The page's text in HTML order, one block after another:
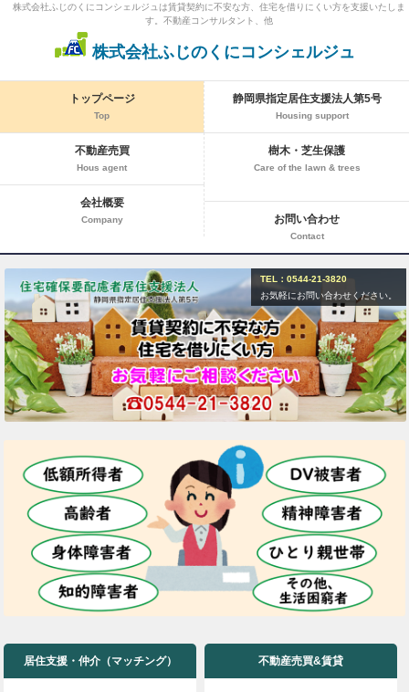
株式会社ふじのくにコンシェルジュは賃貸契約に不安な方、住宅を借りにくい方を支援いたしま
す。不動産コンサルタント、他
株式会社ふじのくにコンシェルジュ
トップページ
Top
静岡県指定居住支援法人第5号
Housing support
不動産売買
Hous agent
樹木・芝生保護
Care of the lawn & trees
会社概要
Company お問い合わせ
Contact
TEL：0544-21-3820
お気軽にお問い合わせください。
居住支援・仲介（マッチング） 不動産売買&賃貸